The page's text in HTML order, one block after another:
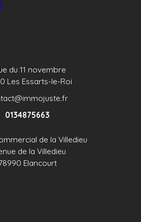
du 11 novembre
Les Essarts-le-Roi
0134875663
de la Villedieu
de la Villedieu
Elancourt